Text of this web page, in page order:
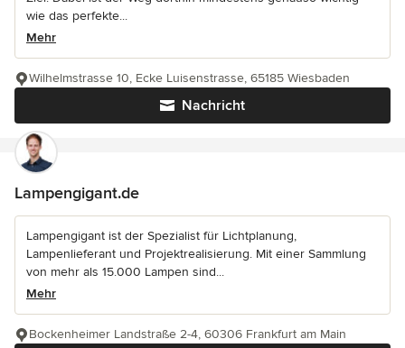
wie das perfekte...
Mehr
Nachricht
Wilhelmstrasse 10, Ecke Luisenstrasse, 65185 Wiesbaden
Lampengigant.de
Lampengigant ist der Spezialist für Lichtplanung,
Lampenlieferant und Projektrealisierung. Mit einer Sammlung
von mehr als 15.000 Lampen sind...
Mehr
Bockenheimer Landstraße 2-4, 60306 Frankfurt am Main